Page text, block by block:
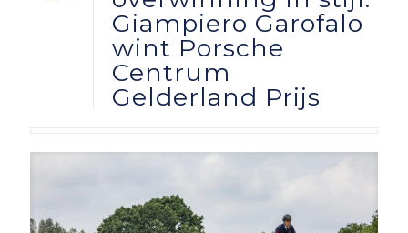
Giampiero Garofalo
wint Porsche
Centrum
Gelderland Prijs